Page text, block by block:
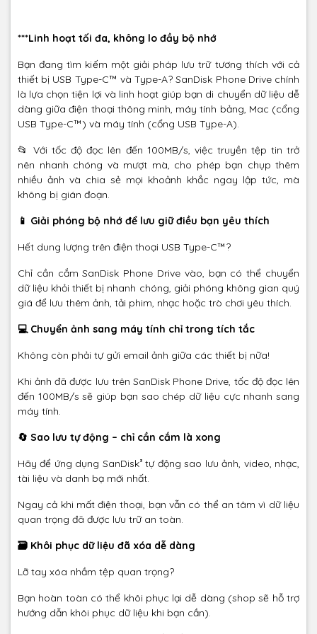
***Linh hoạt tối đa, không lo đầy bộ nhớ
Bạn đang tìm kiếm một giải pháp lưu trữ tương thích với cả
thiết bị USB Type-C™ và Type-A? SanDisk Phone Drive chính
là lựa chọn tiện lợi và linh hoạt giúp bạn di chuyển dữ liệu dễ
dàng giữa điện thoại thông minh, máy tính bảng, Mac (cổng
USB Type-C™) và máy tính (cổng USB Type-A).
📂 Với tốc độ đọc lên đến 100MB/s, việc truyền tệp tin trở
nên nhanh chóng và mượt mà, cho phép bạn chụp thêm
nhiều ảnh và chia sẻ mọi khoảnh khắc ngay lập tức, mà
không bị gián đoạn.
📱 Giải phóng bộ nhớ để lưu giữ điều bạn yêu thích
Hết dung lượng trên điện thoại USB Type-C™?
Chỉ cần cắm SanDisk Phone Drive vào, bạn có thể chuyển
dữ liệu khỏi thiết bị nhanh chóng, giải phóng không gian quý
giá để lưu thêm ảnh, tải phim, nhạc hoặc trò chơi yêu thích.
💻 Chuyển ảnh sang máy tính chỉ trong tích tắc
Không còn phải tự gửi email ảnh giữa các thiết bị nữa!
Khi ảnh đã được lưu trên SanDisk Phone Drive, tốc độ đọc lên
đến 100MB/s sẽ giúp bạn sao chép dữ liệu cực nhanh sang
máy tính.
🔄 Sao lưu tự động – chỉ cần cắm là xong
Hãy để ứng dụng SanDisk³ tự động sao lưu ảnh, video, nhạc,
tài liệu và danh bạ mới nhất.
Ngay cả khi mất điện thoại, bạn vẫn có thể an tâm vì dữ liệu
quan trọng đã được lưu trữ an toàn.
🗃️ Khôi phục dữ liệu đã xóa dễ dàng
Lỡ tay xóa nhầm tệp quan trọng?
Bạn hoàn toàn có thể khôi phục lại dễ dàng (shop sẽ hỗ trợ
hướng dẫn khôi phục dữ liệu khi bạn cần).